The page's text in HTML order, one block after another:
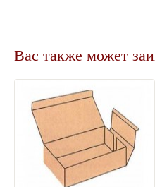
Вас также может